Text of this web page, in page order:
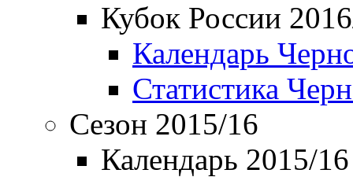
Кубок России
Календарь
Статистика
Сезон 2015/16
Календарь 2015/16